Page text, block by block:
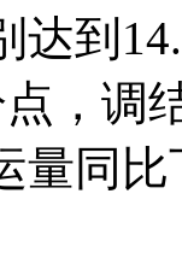
达到
，调
量同